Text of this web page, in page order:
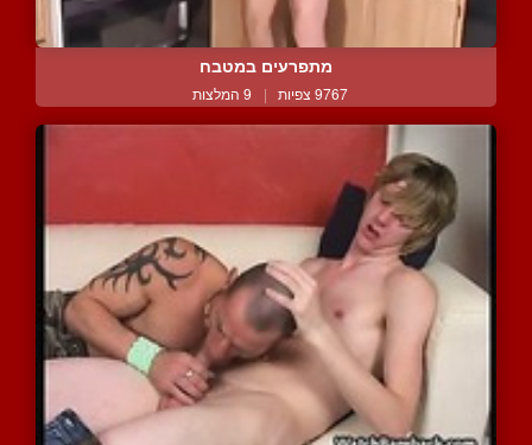
מתפרעים במטבח
9767 צפיות | 9 המלצות